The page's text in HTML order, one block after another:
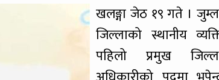
खलङ्गा जेठ १९ गते ।
जिल्लाको स्थानीय
पहिलो प्रमुख